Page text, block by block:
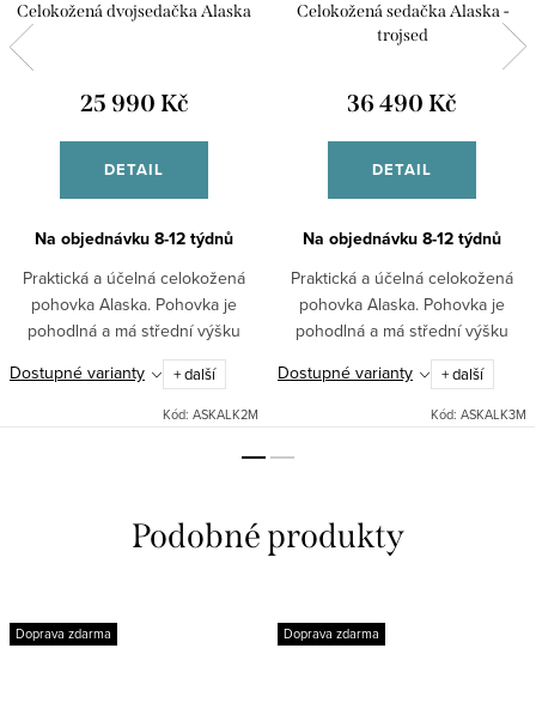
Celokožená dvojsedačka Alaska
25 990 Kč
DETAIL
Na objednávku 8-12 týdnů
Praktická a účelná celokožená
pohovka Alaska. Pohovka je
pohodlná a má střední výšku
opěradla Dostatečnou stabilitu
pohovky zajišťuje pevná kostra
vyrobená z tvrdého dřeva....
Dostupné varianty + další
Kód: ASKALK2M
Celokožená sedačka Alaska -
trojsed
36 490 Kč
DETAIL
Na objednávku 8-12 týdnů
Praktická a účelná celokožená
pohovka Alaska. Pohovka je
pohodlná a má střední výšku
opěradla Dostatečnou stabilitu
pohovky zajišťuje pevná kostra
vyrobená z tvrdého dřeva....
Dostupné varianty + další
Kód: ASKALK3M
Doprava zdarma Doprava zdarma